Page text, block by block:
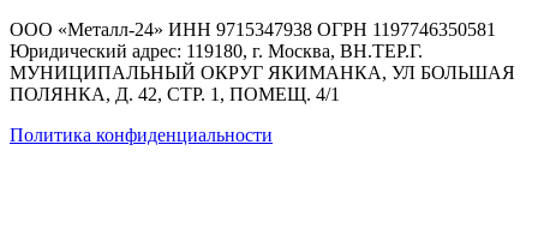
ООО «Металл-24» ИНН 9715347938 ОГРН 1197746350581
Юридический адрес: 119180, г. Москва, ВН.ТЕР.Г.
МУНИЦИПАЛЬНЫЙ ОКРУГ ЯКИМАНКА, УЛ БОЛЬШАЯ
ПОЛЯНКА, Д. 42, СТР. 1, ПОМЕЩ. 4/1
Политика конфиденциальности